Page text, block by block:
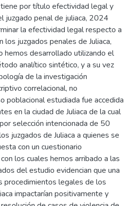
por título efectividad legal y
juzgado penal de juliaca, 2024
la efectividad legal respecto a
los juzgados penales de Juliaca,
desarrollado utilizando el
analítico sintético, y a su vez
de la investigación
correlacional, no
poblacional estudiada fue accedida
en la ciudad de Juliaca de la cual
selección intencionada de 50
juzgados de Juliaca a quienes se
con un cuestionario
los cuales hemos arribado a las
del estudio evidencian que una
procedimientos legales de los
impactarían positivamente y